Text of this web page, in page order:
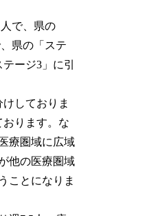
で、県の
県の「ステ
ージ3」に引
しておりま
ります。な
療圏域に広域
他の医療圏域
ことになりま